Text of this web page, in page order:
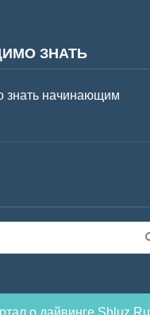
ЗНАТЬ
знать начинающим
о дайвинге Shluz.Ru